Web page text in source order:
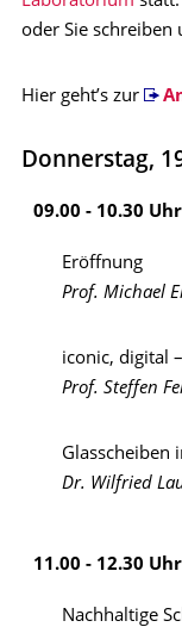
oder Sie schreiben
Hier geht’s zur
Donnerstag,
09.00 - 10.30
Eröffnung
Prof. Michael
iconic, digital
Prof. Steffen
Glasscheiben
Dr. Wilfried
11.00 - 12.30
Nachhaltige